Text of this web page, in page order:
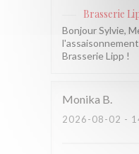
Brasserie
Bonjour Sylvie,
Brasserie Lipp !
Monika B
2026-08-02 -